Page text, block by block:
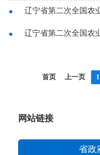
首页 上一页 1
网站链接
省政